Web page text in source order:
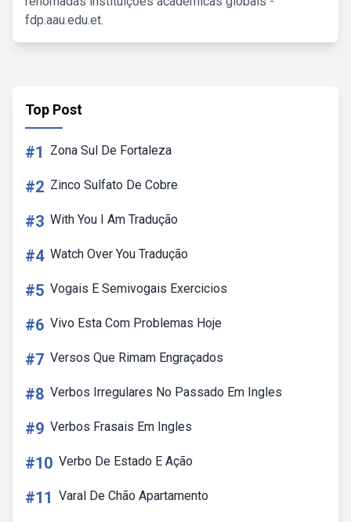
fdp.aau.edu.et.
Top Post
#1 Zona Sul De Fortaleza
#2 Zinco Sulfato De Cobre
#3 With You I Am Tradução
#4 Watch Over You Tradução
#5 Vogais E Semivogais Exercicios
#6 Vivo Esta Com Problemas Hoje
#7 Versos Que Rimam Engraçados
#8 Verbos Irregulares No Passado Em Ingles
#9 Verbos Frasais Em Ingles
#10 Verbo De Estado E Ação
#11 Varal De Chão Apartamento